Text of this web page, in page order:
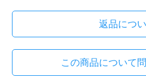
返品につ
この商品について